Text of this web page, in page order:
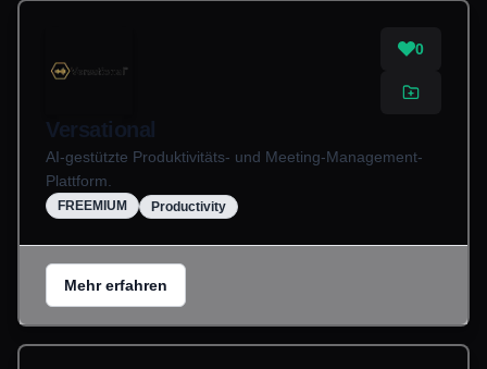
0
Versational
AI-gestützte Produktivitäts- und Meeting-Management-
Plattform.
FREEMIUM Productivity
Mehr erfahren